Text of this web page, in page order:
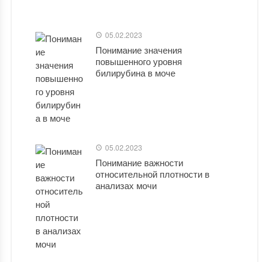
05.02.2023
Понимание значения
повышенного уровня
билирубина в моче
05.02.2023
Понимание важности
относительной плотности в
анализах мочи